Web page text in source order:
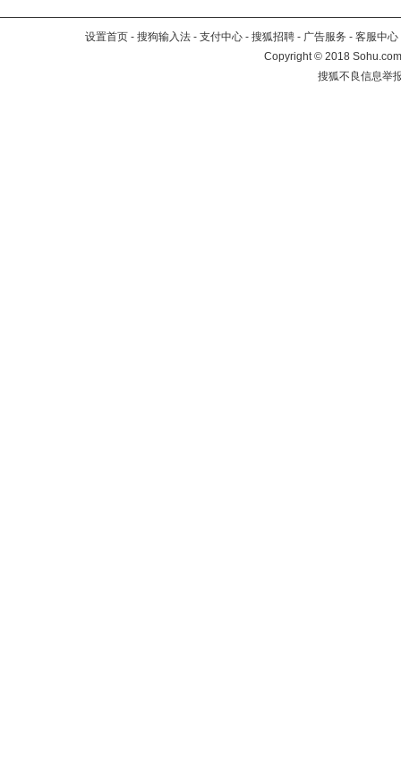
设置首页 - 搜狗输入法 - 支付中心 - 搜狐招聘 - 广告服务 - 客服中心
Copyright©2018
搜狐不良信息举